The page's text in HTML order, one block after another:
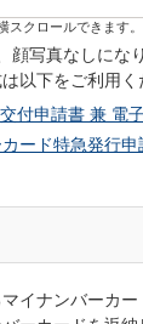
写真なしになり
以下をご利用く
付申請書 兼 電
ード特急発行
マイナンバーカ